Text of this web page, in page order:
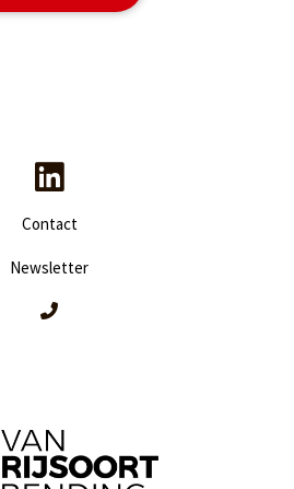
Contact
Newsletter